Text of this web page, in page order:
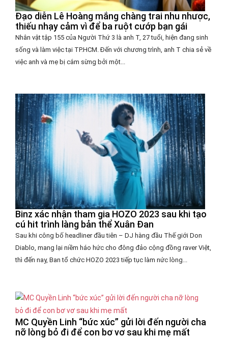
Đạo diễn Lê Hoàng mắng chàng trai nhu nhược,
thiếu nhạy cảm vì để ba ruột cướp bạn gái
Nhân vật tập 155 của Người Thứ 3 là anh T, 27 tuổi, hiện đang sinh
sống và làm việc tại TP.HCM. Đến với chương trình, anh T chia sẻ về
việc anh và mẹ bị cắm sừng bởi một...
Binz xác nhận tham gia HOZO 2023 sau khi tạo
cú hit trình làng bản thể Xuân Đan
Sau khi công bố headliner đầu tiên – DJ hàng đầu Thế giới Don
Diablo, mang lại niềm háo hức cho đông đảo cộng đồng raver Việt,
thì đến nay, Ban tổ chức HOZO 2023 tiếp tục làm nức lòng...
MC Quyền Linh “bức xúc” gửi lời đến người cha
nỡ lòng bỏ đi để con bơ vơ sau khi mẹ mất